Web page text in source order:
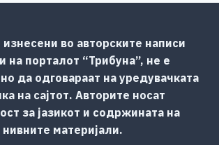
изнесени во авторските написи
на порталот “Трибуна”, не е
да одговараат на уредувачката
на сајтот. Авторите носат
за јазикот и содржината на
нивните материјали.